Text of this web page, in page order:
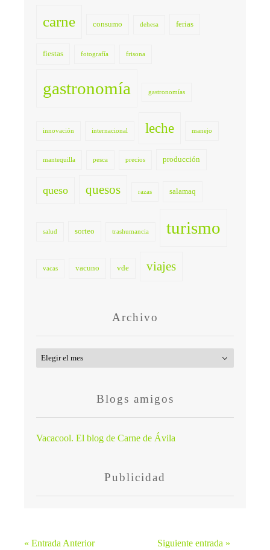
carne consumo dehesa ferias
fiestas fotografía frisona
gastronomía gastronomías
innovación internacional leche manejo
mantequilla pesca precios producción
queso quesos razas salamaq
salud sorteo trashumancia turismo
vacas vacuno vde viajes
Archivo
Archivo
Blogs amigos
Vacacool. El blog de Carne de Ávila
Publicidad
« Entrada Anterior Siguiente entrada »